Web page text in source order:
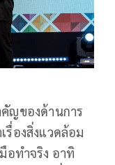
ญของด้านการ
องสิ่งแวดล้อม
อทำจริง อาทิ